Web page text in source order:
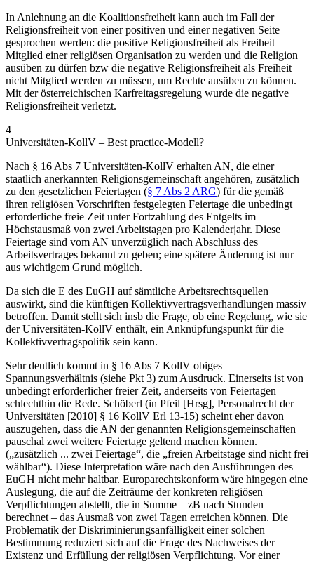
In Anlehnung an die Koalitionsfreiheit kann auch im Fall der
Religionsfreiheit von einer positiven und einer negativen Seite
gesprochen werden: die positive Religionsfreiheit als Freiheit
Mitglied einer religiösen Organisation zu werden und die Religion
ausüben zu dürfen bzw die negative Religionsfreiheit als Freiheit
nicht Mitglied werden zu müssen, um Rechte ausüben zu können.
Mit der österreichischen Karfreitagsregelung wurde die negative
Religionsfreiheit verletzt.
4
Universitäten-KollV – Best practice-Modell?
Nach § 16 Abs 7 Universitäten-KollV erhalten AN, die einer
staatlich anerkannten Religionsgemeinschaft angehören, zusätzlich
zu den gesetzlichen Feiertagen (§ 7 Abs 2 ARG) für die gemäß
ihren religiösen Vorschriften festgelegten Feiertage die unbedingt
erforderliche freie Zeit unter Fortzahlung des Entgelts im
Höchstausmaß von zwei Arbeitstagen pro Kalenderjahr. Diese
Feiertage sind vom AN unverzüglich nach Abschluss des
Arbeitsvertrages bekannt zu geben; eine spätere Änderung ist nur
aus wichtigem Grund möglich.
Da sich die E des EuGH auf sämtliche Arbeitsrechtsquellen
auswirkt, sind die künftigen Kollektivvertragsverhandlungen massiv
betroffen. Damit stellt sich insb die Frage, ob eine Regelung, wie sie
der Universitäten-KollV enthält, ein Anknüpfungspunkt für die
Kollektivvertragspolitik sein kann.
Sehr deutlich kommt in § 16 Abs 7 KollV obiges
Spannungsverhältnis (siehe Pkt 3) zum Ausdruck. Einerseits ist von
unbedingt erforderlicher freier Zeit, anderseits von Feiertagen
schlechthin die Rede. Schöberl (in Pfeil [Hrsg], Personalrecht der
Universitäten [2010] § 16 KollV Erl 13-15) scheint eher davon
auszugehen, dass die AN der genannten Religionsgemeinschaften
pauschal zwei weitere Feiertage geltend machen können.
(„zusätzlich ... zwei Feiertage“, die „freien Arbeitstage sind nicht frei
wählbar“). Diese Interpretation wäre nach den Ausführungen des
EuGH nicht mehr haltbar. Europarechtskonform wäre hingegen eine
Auslegung, die auf die Zeiträume der konkreten religiösen
Verpflichtungen abstellt, die in Summe – zB nach Stunden
berechnet – das Ausmaß von zwei Tagen erreichen können. Die
Problematik der Diskriminierungsanfälligkeit einer solchen
Bestimmung reduziert sich auf die Frage des Nachweises der
Existenz und Erfüllung der religiösen Verpflichtung. Vor einer